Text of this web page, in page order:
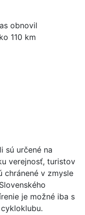
obnovil
110 km
sú určené na
verejnosť, turistov
chránené v zmysle
je možné iba s